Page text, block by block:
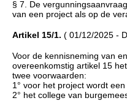
§ 7. De
van een project als op de
Artikel 15/1. ( 01/12/2025 -
Voor de kennisneming van
overeenkomstig artikel 15
twee voorwaarden:
1° voor het project wordt
2° het college van